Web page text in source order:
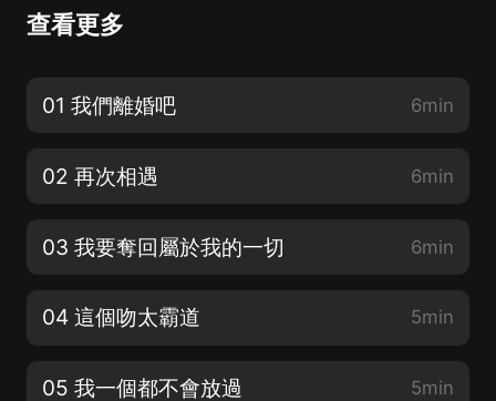
查看更多
01 我們離婚吧 6min
02 再次相遇 6min
03 我要奪回屬於我的一切 6min
04 這個吻太霸道 5min
05 我一個都不會放過 5min